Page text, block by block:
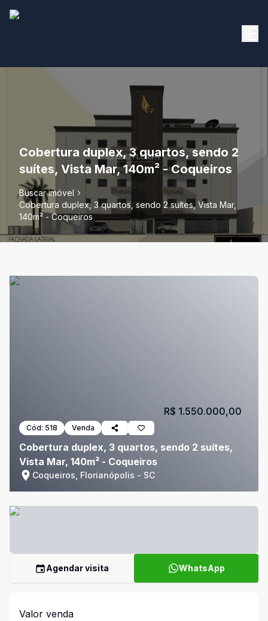
Cobertura duplex, 3 quartos, sendo 2
suítes, Vista Mar, 140m² - Coqueiros
Buscar imóvel
Cobertura duplex, 3 quartos, sendo 2 suítes, Vista Mar,
140m² - Coqueiros
Cód: 518 Venda
Cobertura duplex, 3 quartos, sendo 2 suítes,
Vista Mar, 140m² - Coqueiros
Coqueiros, Florianópolis - SC
R$ 1.550.000,00
Agendar visita WhatsApp
Valor venda